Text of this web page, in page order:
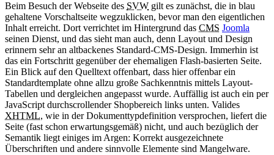
Beim Besuch der Webseite des SVW gilt es zunächst, die in blau
gehaltene Vorschaltseite wegzuklicken, bevor man den eigentlichen
Inhalt erreicht. Dort verrichtet im Hintergrund das CMS Joomla
seinen Dienst, und das sieht man auch, denn Layout und Design
erinnern sehr an altbackenes Standard-CMS-Design. Immerhin ist
das ein Fortschritt gegenüber der ehemaligen Flash-basierten Seite.
Ein Blick auf den Quelltext offenbart, dass hier offenbar ein
Standardtemplate ohne allzu große Sachkenntnis mittels Layout-
Tabellen und dergleichen angepasst wurde. Auffällig ist auch ein per
JavaScript durchscrollender Shopbereich links unten. Valides
XHTML, wie in der Dokumenttypdefinition versprochen, liefert die
Seite (fast schon erwartungsgemäß) nicht, und auch bezüglich der
Semantik liegt einiges im Argen: Korrekt ausgezeichnete
Überschriften und andere sinnvolle Elemente sind Mangelware.